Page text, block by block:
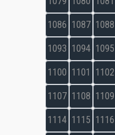
1086 1087 1088
1093 1094 1095
1100 1101 1102
1107 1108 1109
1114 1115 1116